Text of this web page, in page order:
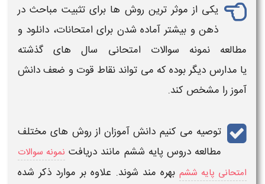
یکی از موثر ترین روش ها برای تثبیت مباحث در
ذهن و بیشتر آماده شدن برای امتحانات، دانلود و
مطالعه نمونه سوالات امتحانی سال های گذشته
یا مدارس دیگر بوده که می تواند نقاط قوت و ضعف دانش
آموز را مشخص کند.
توصیه می کنیم دانش آموزان از روش های مختلف
مطالعه دروس پایه ششم مانند دریافت نمونه سوالات
امتحانی پایه ششم بهره مند شوند. علاوه بر موارد ذکر شده